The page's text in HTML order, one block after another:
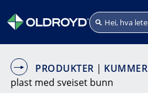
PRODUKTER | KUMMER
plast med sveiset bunn